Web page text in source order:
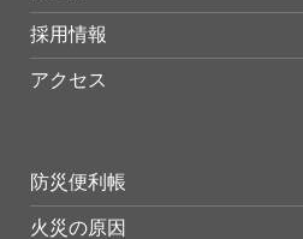
採用情報
アクセス
防災便利帳
火災の原因